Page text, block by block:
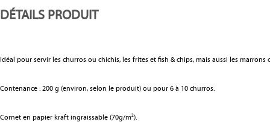
DÉTAILS PRODUIT
Idéal pour servir les churros ou chichis, les frites et fish & chips, mais aussi les marrons
Contenance : 200 g (environ, selon le produit) ou pour 6 à 10 churros.
Cornet en papier kraft ingraissable (70g/m²).